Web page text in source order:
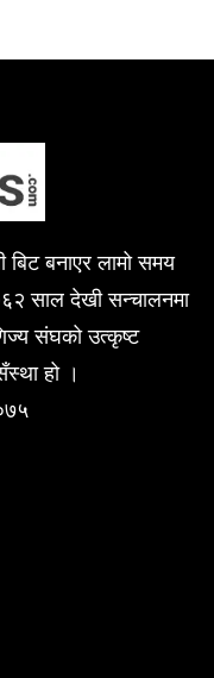
बनाएर लामो समय
साल देखी सन्चालनमा
संघको उत्कृष्ट
हो ।